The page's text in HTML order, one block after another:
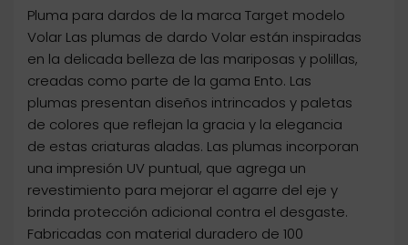
Pluma para dardos de la marca Target modelo
Volar Las plumas de dardo Volar están inspiradas
en la delicada belleza de las mariposas y polillas,
creadas como parte de la gama Ento. Las
plumas presentan diseños intrincados y paletas
de colores que reflejan la gracia y la elegancia
de estas criaturas aladas. Las plumas incorporan
una impresión UV puntual, que agrega un
revestimiento para mejorar el agarre del eje y
brinda protección adicional contra el desgaste.
Fabricadas con material duradero de 100